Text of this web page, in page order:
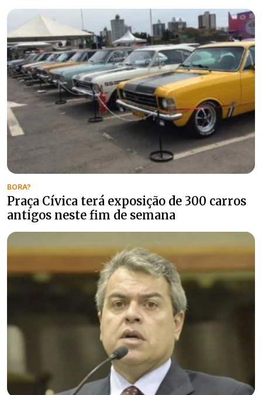
BORA?
Praça Cívica terá exposição de 300 carros
antigos neste fim de semana